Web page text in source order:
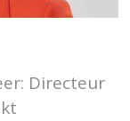
Directeur